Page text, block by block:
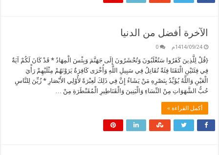
الآخرة أفضل من الدنيا
1414/09/24م 0
{قُلْ لِلَّذِينَ كَفَرُوا سَتُغْلَبُونَ وَتُحْشَرُونَ إِلَى جَهَنَّمَ وَبِئْسَ الْمِهَادُ * قَدْ كَانَ لَكُمْ آيَةٌ
فِي فِئَتَيْنِ الْتَقَتَا فِئَةٌ تُقَاتِلُ فِي سَبِيلِ اللَّهِ وَأُخْرَى كَافِرَةٌ يَرَوْنَهُمْ مِثْلَيْهِمْ رَأْيَ
الْعَيْنِ وَاللَّهُ يُؤَيِّدُ بِنَصْرِهِ مَنْ يَشَاءُ إِنَّ فِي ذَلِكَ لَعِبْرَةً لأُوْلِي الأَبْصَارِ * زُيِّنَ لِلنَّاسِ
حُبُّ الشَّهَوَاتِ مِنْ النِّسَاءِ وَالْبَنِينَ وَالْقَنَاطِيرِ الْمُقَنْطَرَةِ مِنْ …
أكمل القراءة »